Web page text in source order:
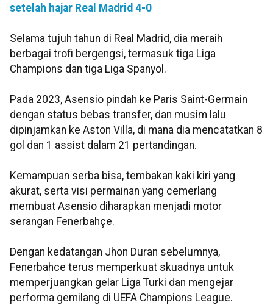
setelah hajar Real Madrid 4-0
Selama tujuh tahun di Real Madrid, dia meraih
berbagai trofi bergengsi, termasuk tiga Liga
Champions dan tiga Liga Spanyol.
Pada 2023, Asensio pindah ke Paris Saint-Germain
dengan status bebas transfer, dan musim lalu
dipinjamkan ke Aston Villa, di mana dia mencatatkan 8
gol dan 1 assist dalam 21 pertandingan.
Kemampuan serba bisa, tembakan kaki kiri yang
akurat, serta visi permainan yang cemerlang
membuat Asensio diharapkan menjadi motor
serangan Fenerbahçe.
Dengan kedatangan Jhon Duran sebelumnya,
Fenerbahce terus memperkuat skuadnya untuk
memperjuangkan gelar Liga Turki dan mengejar
performa gemilang di UEFA Champions League.